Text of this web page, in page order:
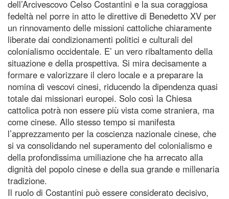
dell’Arcivescovo Celso Costantini e la sua coraggiosa
fedeltà nel porre in atto le direttive di Benedetto XV per
un rinnovamento delle missioni cattoliche chiaramente
liberate dai condizionamenti politici e culturali del
colonialismo occidentale. E’ un vero ribaltamento della
situazione e della prospettiva. Si mira decisamente a
formare e valorizzare il clero locale e a preparare la
nomina di vescovi cinesi, riducendo la dipendenza quasi
totale dai missionari europei. Solo così la Chiesa
cattolica potrà non essere più vista come straniera, ma
come cinese. Allo stesso tempo si manifesta
l’apprezzamento per la coscienza nazionale cinese, che
si va consolidando nel superamento del colonialismo e
della profondissima umiliazione che ha arrecato alla
dignità del popolo cinese e della sua grande e millenaria
tradizione.
Il ruolo di Costantini può essere considerato decisivo,